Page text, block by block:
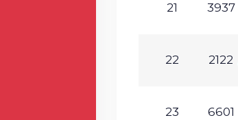
21 3937
22 2122
23 6601